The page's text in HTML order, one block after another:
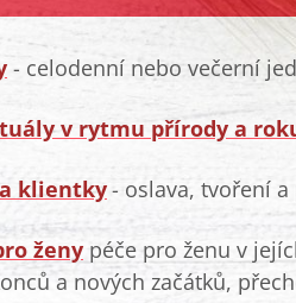
- celodenní nebo večerní
v rytmu přírody a
klientky- oslava, tvoření
ženy péče pro ženu v
a nových začátků,